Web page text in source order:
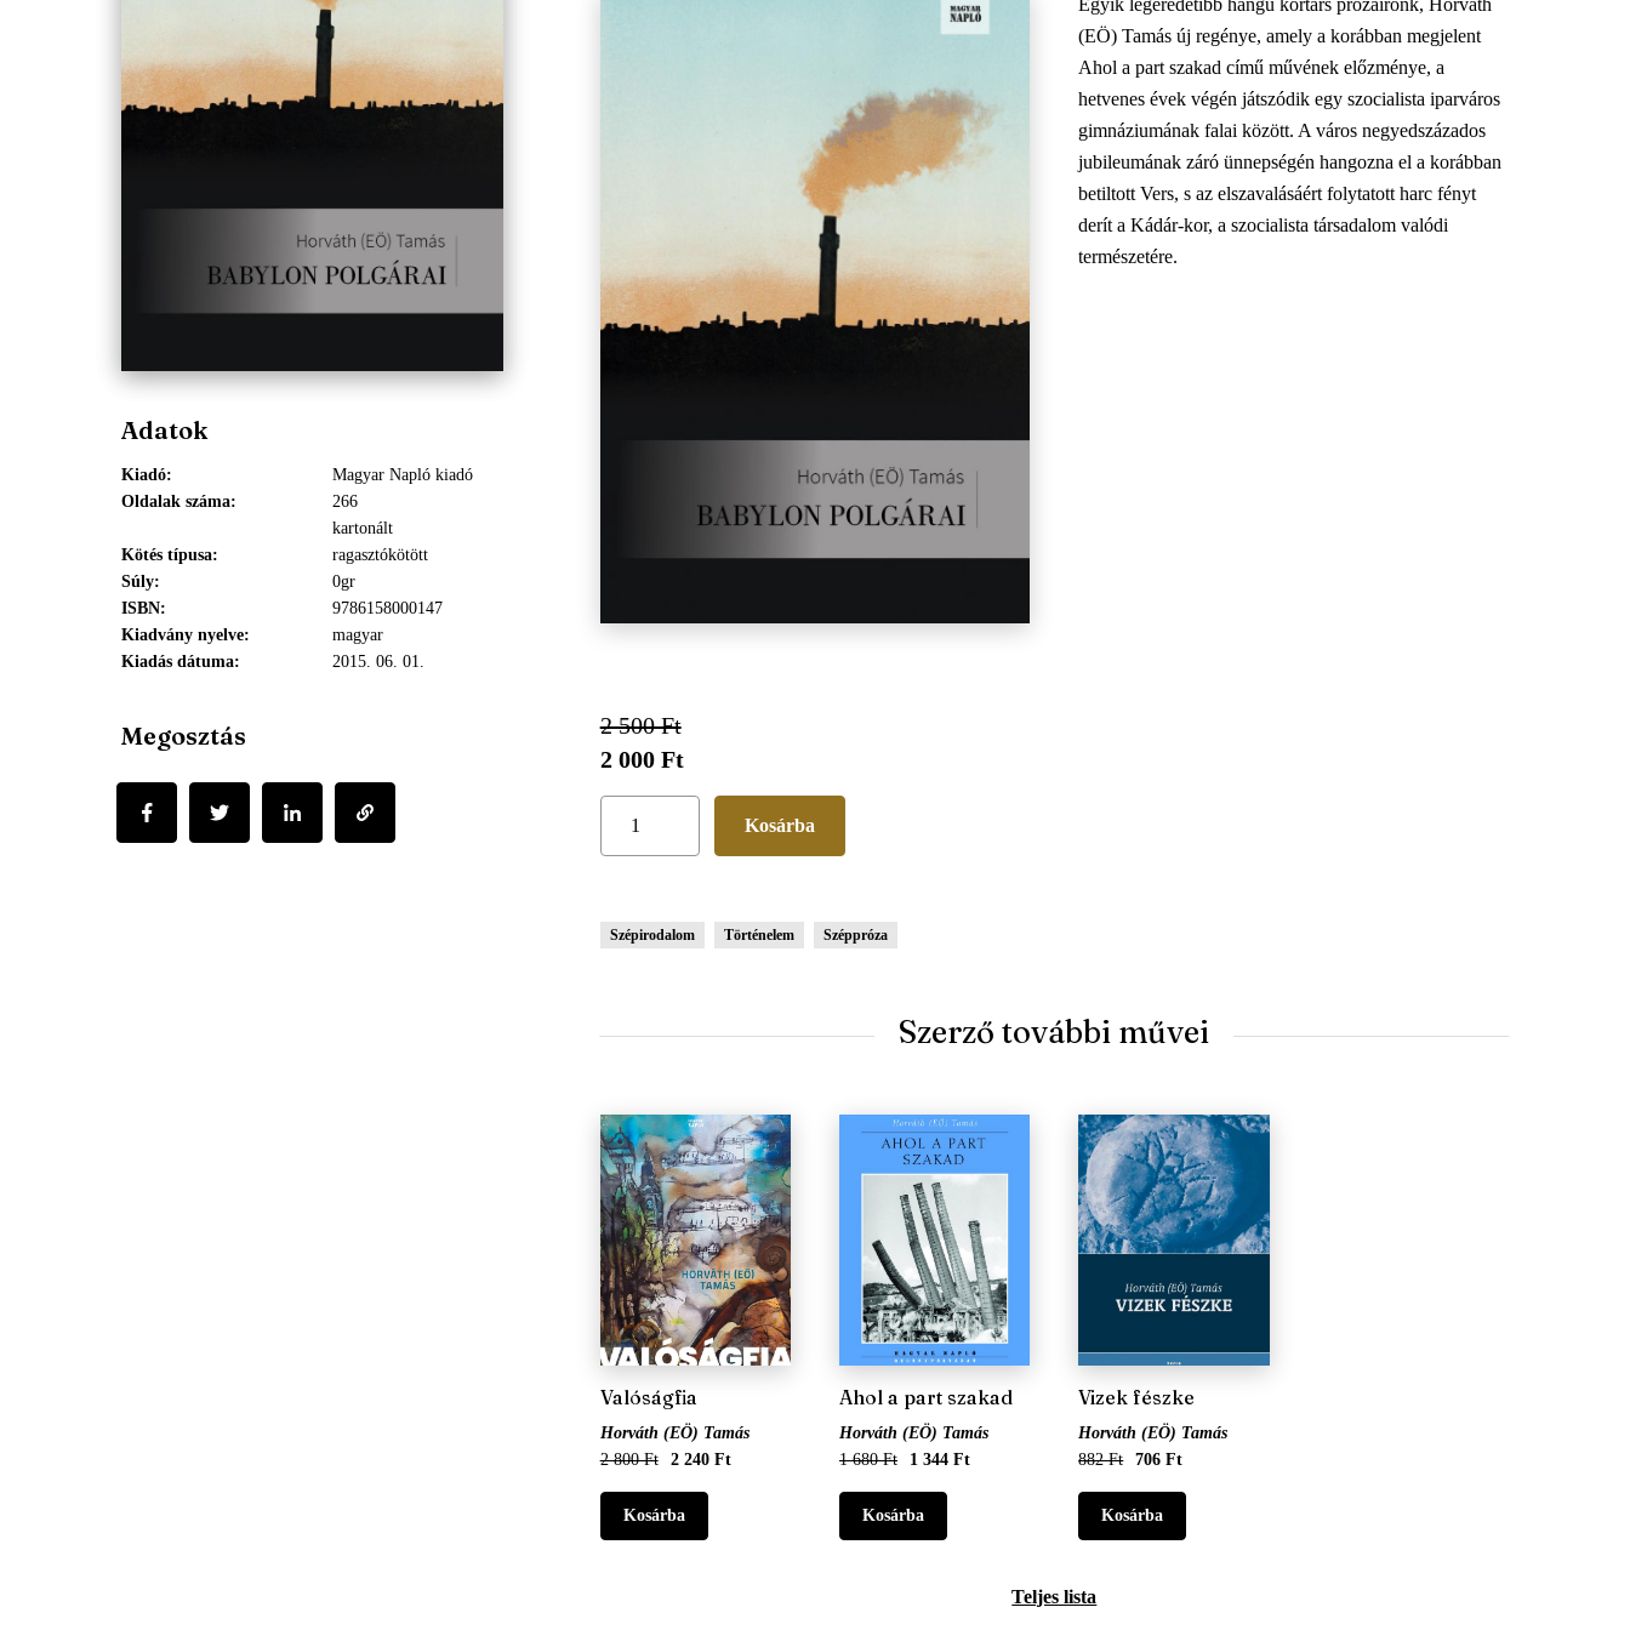
Egyik legeredetibb hangú kortárs prózaírónk, Horváth
(EÖ) Tamás új regénye, amely a korábban megjelent
Ahol a part szakad című művének előzménye, a
hetvenes évek végén játszódik egy szocialista iparváros
gimnáziumának falai között. A város negyedszázados
jubileumának záró ünnepségén hangozna el a korábban
betiltott Vers, s az elszavalásáért folytatott harc fényt
derít a Kádár-kor, a szocialista társadalom valódi
természetére.
2 500 Ft
2 000 Ft
Szépirodalom Történelem Széppróza
Szerző további művei
Valóságfia
Horváth (EÖ) Tamás
2 800 Ft
2 240 Ft
Ahol a part szakad
Horváth (EÖ) Tamás
1 680 Ft
1 344 Ft
Vizek fészke
Horváth (EÖ) Tamás
882 Ft
706 Ft
Teljes lista
Adatok
Kiadó
Magyar Napló kiadó
Oldalak száma
266
Kötés típusa
kartonált
ragasztókötött
Súly
0gr
ISBN
9786158000147
Kiadvány nyelve
magyar
Kiadás dátuma
2015. 06. 01.
Megosztás